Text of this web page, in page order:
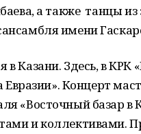
а также танцы из
имени
Казани. Здесь, в КРК
Евразии». Концерт
«Восточный базар в
и коллективами.